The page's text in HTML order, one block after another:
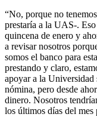
“No, porque no
prestaría a la UAS-.
quincena de enero y
a revisar nosotros
somos el banco para
prestando y claro,
apoyar a la Universidad
nómina, pero desde
dinero. Nosotros
los últimos días del mes